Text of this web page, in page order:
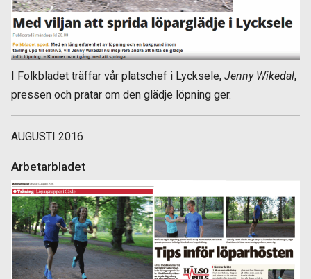
I Folkbladet träffar vår platschef i Lycksele, Jenny Wikedal,
pressen och pratar om den glädje löpning ger.
AUGUSTI 2016
Arbetarbladet